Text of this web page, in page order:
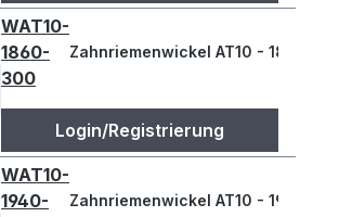
WAT10-
1860-
300
Zahnriemenwickel AT10 - 1860
Login/Registrierung
WAT10-
1940-
Zahnriemenwickel AT10 - 1940